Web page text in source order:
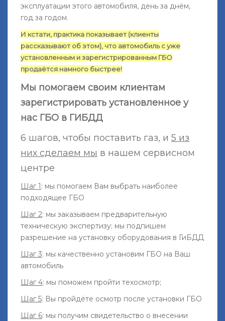
эксплуатации этого автомобиля, день за днём,
год за годом.
И кстати, практика показывает (клиенты
рассказывают об этом), что автомобиль с уже
установленным и зарегистрированным ГБО
продаётся намного быстрее!
Мы помогаем своим клиентам
зарегистрировать установленное у
нас ГБО в ГИБДД
6 шагов, чтобы поставить газ, и 5 из
них сделаем мы в нашем сервисном
центре
Шаг 1: мы помогаем Вам выбрать наиболее
подходящее ГБО
Шаг 2: мы заказываем предварительную
техническую экспертизу; мы подпишем
разрешение на установку оборудования в ГиБДД
Шаг 3: мы качественно установим ГБО на Ваш
автомобиль
Шаг 4: мы поможем пройти техосмотр;
Шаг 5: Вы пройдёте осмотр после установки ГБО
Шаг 6: мы получим свидетельство о внесении